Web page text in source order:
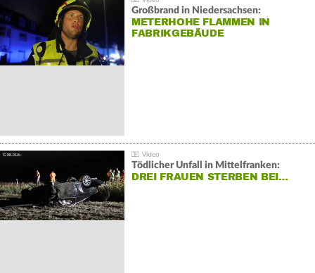
Großbrand in Niedersachsen:
METERHOHE FLAMMEN IN
FABRIKGEBÄUDE
Tödlicher Unfall in Mittelfranken:
DREI FRAUEN STERBEN BEI…